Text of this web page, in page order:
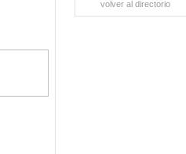
volver al directorio